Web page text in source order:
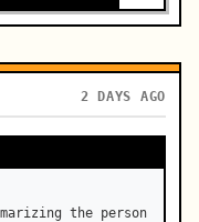
2 DAYS AGO
the person